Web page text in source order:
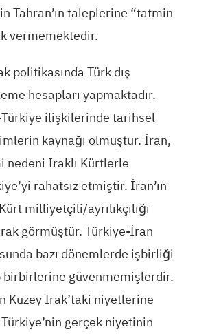
Tahran’ın taleplerine “tatmin
vermemektedir.
politikasında Türk dış
hesapları yapmaktadır.
ilişkilerinde tarihsel
kaynağı olmuştur. İran,
nedeni Iraklı Kürtlerle
rahatsız etmiştir. İran’ın
milliyetçili/ayrılıkçılığı
görmüştür. Türkiye-İran
bazı dönemlerde işbirliği
birbirlerine güvenmemişlerdir.
Kuzey Irak’taki niyetlerine
gerçek niyetinin